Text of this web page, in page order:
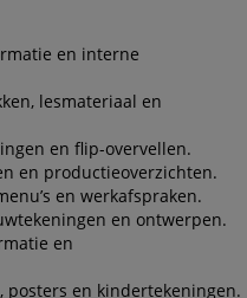
en interne
lesmateriaal en
en flip-overvellen.
en productieoverzichten.
en werkafspraken.
en ontwerpen.
en
en kindertekeningen.